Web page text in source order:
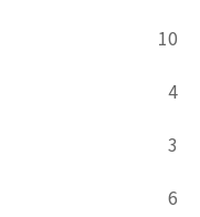
10
4
3
6